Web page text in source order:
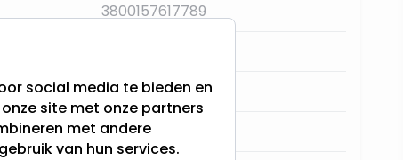
3800157617789
Nee
Aluminium
social media te bieden en
site met onze partners
met andere
van hun services.